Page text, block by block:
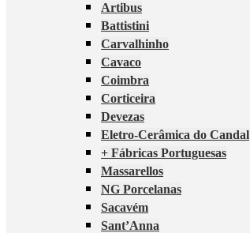
Artibus
Battistini
Carvalhinho
Cavaco
Coimbra
Corticeira
Devezas
Eletro-Cerâmica do Candal
+ Fábricas Portuguesas
Massarellos
NG Porcelanas
Sacavém
Sant’Anna